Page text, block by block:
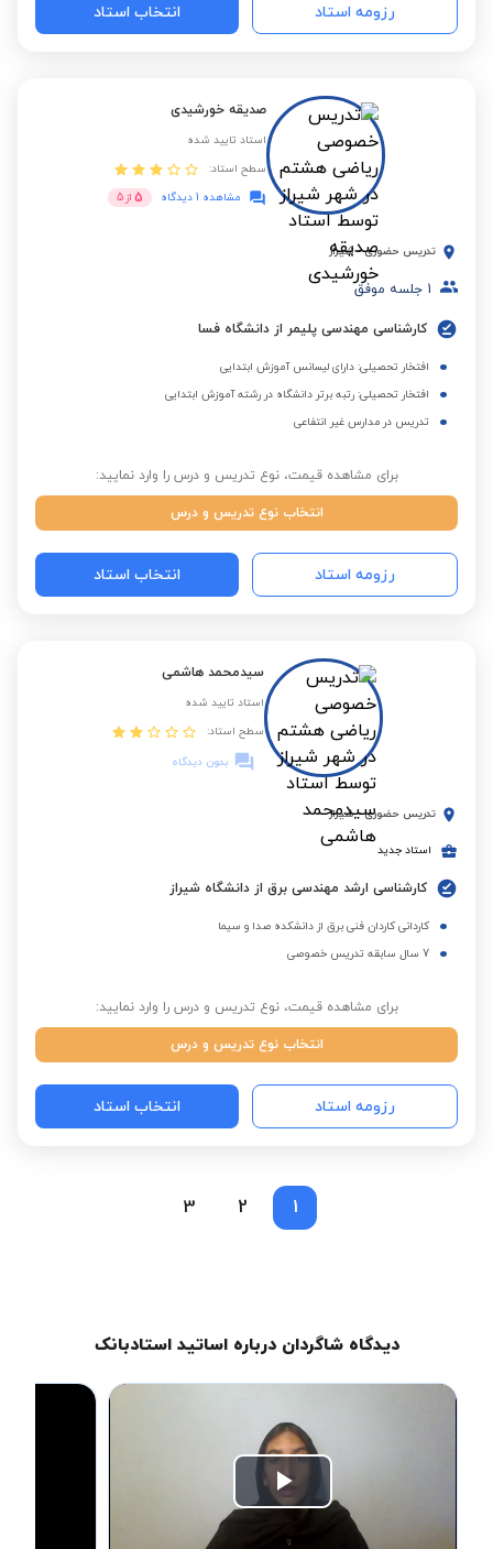
رزومه استاد انتخاب استاد
صدیقه خورشیدی
استاد تایید شده
سطح استاد:
مشاهده 1 دیدگاه
5 از 5
تدریس حضوری - شیراز
1 جلسه موفق
کارشناسی مهندسی پلیمر از دانشگاه فسا
افتخار تحصیلی: دارای لیسانس آموزش ابتدایی
افتخار تحصیلی: رتبه برتر دانشگاه در رشته آموزش ابتدایی
تدریس در مدارس غیر انتفاعی
برای مشاهده قیمت، نوع تدریس و درس را وارد نمایید:
انتخاب نوع تدریس و درس
رزومه استاد انتخاب استاد
سیدمحمد هاشمی
استاد تایید شده
سطح استاد:
بدون دیدگاه
تدریس حضوری - شیراز
استاد جدید
کارشناسی ارشد مهندسی برق از دانشگاه شیراز
کاردانی کاردان فنی برق از دانشکده صدا و سیما
7 سال سابقه تدریس خصوصی
برای مشاهده قیمت، نوع تدریس و درس را وارد نمایید:
انتخاب نوع تدریس و درس
رزومه استاد انتخاب استاد
1
2
3
دیدگاه شاگردان درباره اساتید استادبانک
Play